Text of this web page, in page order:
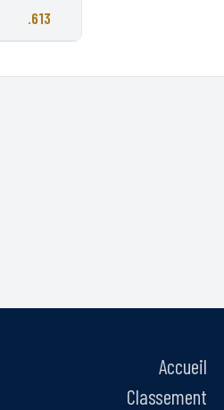
.613
Accueil
Classement